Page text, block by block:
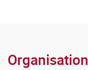
Organisation